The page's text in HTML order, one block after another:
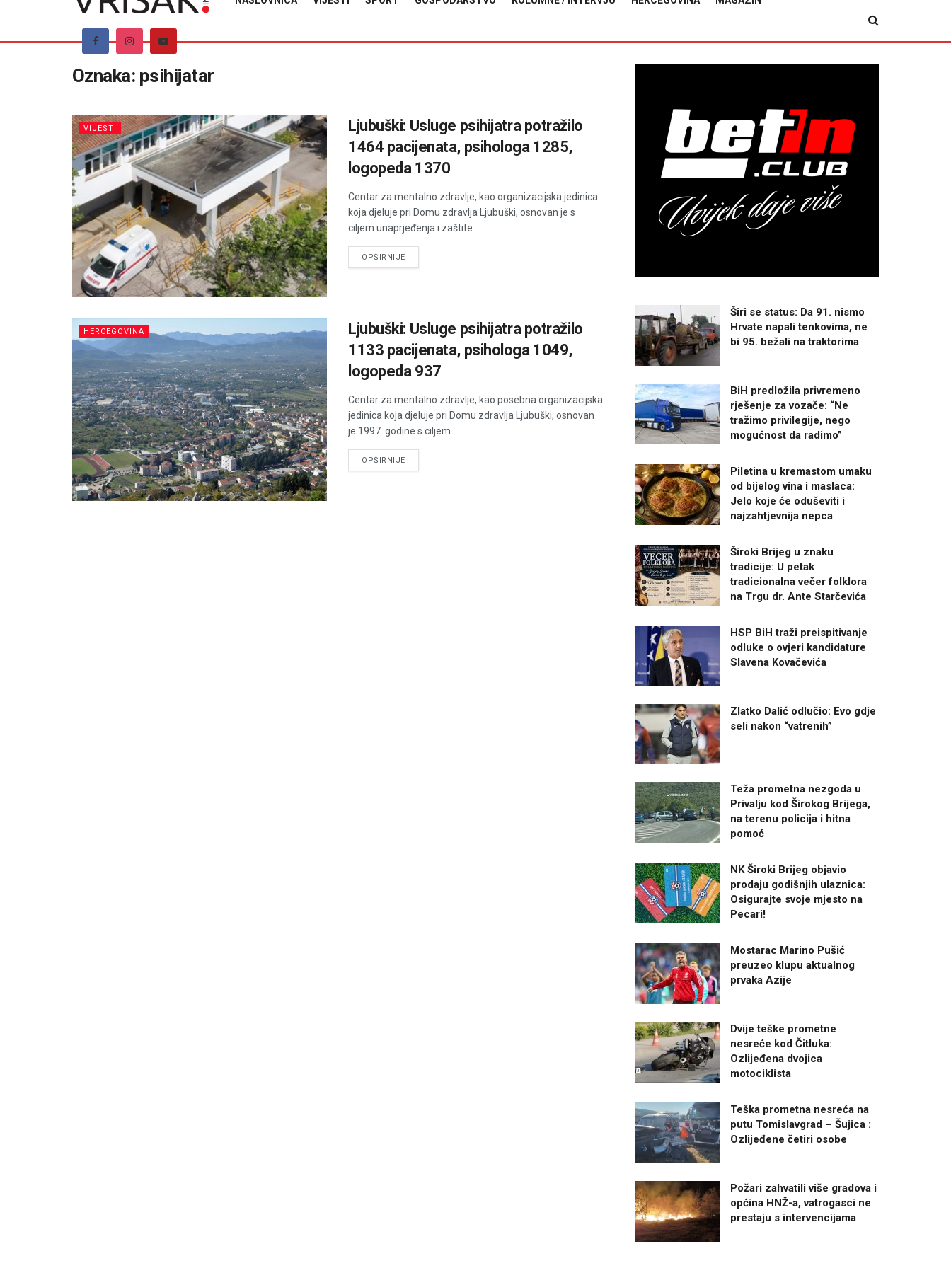
Oznaka: psihijatar
VIJESTI
Ljubuški: Usluge psihijatra potražilo
1464 pacijenata, psihologa 1285,
logopeda 1370
Centar za mentalno zdravlje, kao organizacijska jedinica
koja djeluje pri Domu zdravlja Ljubuški, osnovan je s
ciljem unaprjeđenja i zaštite ...
OPŠIRNIJEDETAILS
HERCEGOVINA
Ljubuški: Usluge psihijatra potražilo
1133 pacijenata, psihologa 1049,
logopeda 937
Centar za mentalno zdravlje, kao posebna organizacijska
jedinica koja djeluje pri Domu zdravlja Ljubuški, osnovan
je 1997. godine s ciljem ...
OPŠIRNIJEDETAILS
Širi se status: Da 91. nismo
Hrvate napali tenkovima, ne
bi 95. bežali na traktorima
BiH predložila privremeno
rješenje za vozače: “Ne
tražimo privilegije, nego
mogućnost da radimo”
Piletina u kremastom umaku
od bijelog vina i maslaca:
Jelo koje će oduševiti i
najzahtjevnija nepca
Široki Brijeg u znaku
tradicije: U petak
tradicionalna večer folklora
na Trgu dr. Ante Starčevića
HSP BiH traži preispitivanje
odluke o ovjeri kandidature
Slavena Kovačevića
Zlatko Dalić odlučio: Evo gdje
seli nakon “vatrenih”
Teža prometna nezgoda u
Privalju kod Širokog Brijega,
na terenu policija i hitna
pomoć
NK Široki Brijeg objavio
prodaju godišnjih ulaznica:
Osigurajte svoje mjesto na
Pecari!
Mostarac Marino Pušić
preuzeo klupu aktualnog
prvaka Azije
Dvije teške prometne
nesreće kod Čitluka:
Ozlijeđena dvojica
motociklista
Teška prometna nesreća na
putu Tomislavgrad – Šujica :
Ozlijeđene četiri osobe
Požari zahvatili više gradova i
općina HNŽ-a, vatrogasci ne
prestaju s intervencijama